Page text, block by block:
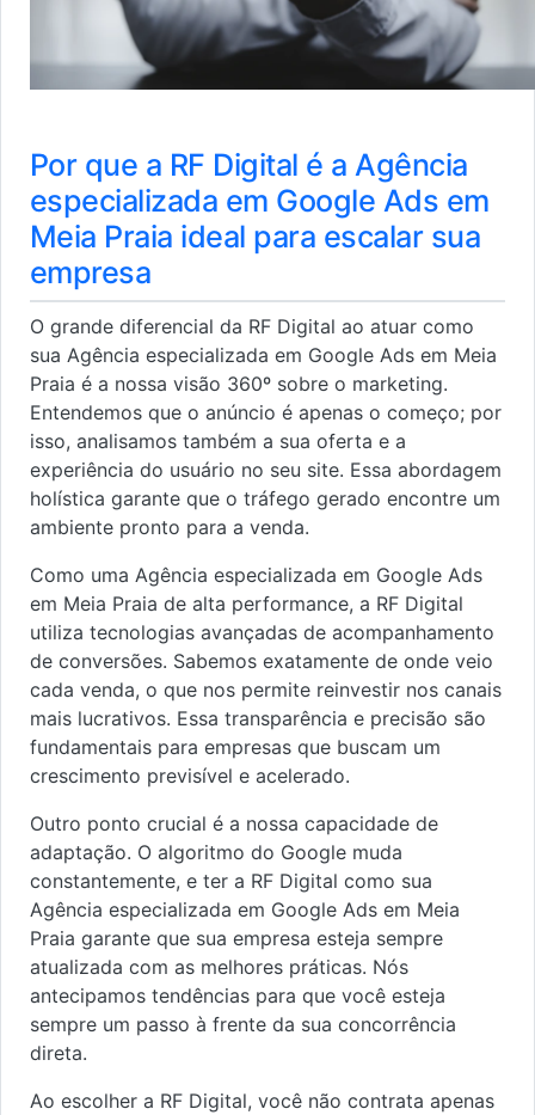
Por que a RF Digital é a Agência
especializada em Google Ads em
Meia Praia ideal para escalar sua
empresa
O grande diferencial da RF Digital ao atuar como
sua Agência especializada em Google Ads em Meia
Praia é a nossa visão 360º sobre o marketing.
Entendemos que o anúncio é apenas o começo; por
isso, analisamos também a sua oferta e a
experiência do usuário no seu site. Essa abordagem
holística garante que o tráfego gerado encontre um
ambiente pronto para a venda.
Como uma Agência especializada em Google Ads
em Meia Praia de alta performance, a RF Digital
utiliza tecnologias avançadas de acompanhamento
de conversões. Sabemos exatamente de onde veio
cada venda, o que nos permite reinvestir nos canais
mais lucrativos. Essa transparência e precisão são
fundamentais para empresas que buscam um
crescimento previsível e acelerado.
Outro ponto crucial é a nossa capacidade de
adaptação. O algoritmo do Google muda
constantemente, e ter a RF Digital como sua
Agência especializada em Google Ads em Meia
Praia garante que sua empresa esteja sempre
atualizada com as melhores práticas. Nós
antecipamos tendências para que você esteja
sempre um passo à frente da sua concorrência
direta.
Ao escolher a RF Digital, você não contrata apenas